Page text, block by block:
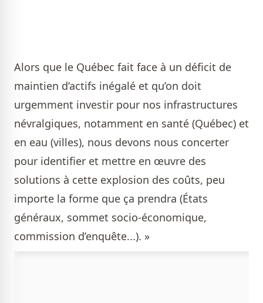
Alors que le Québec fait face à un déficit de
maintien d’actifs inégalé et qu’on doit
urgemment investir pour nos infrastructures
névralgiques, notamment en santé (Québec) et
en eau (villes), nous devons nous concerter
pour identifier et mettre en œuvre des
solutions à cette explosion des coûts, peu
importe la forme que ça prendra (États
généraux, sommet socio-économique,
commission d’enquête...). »